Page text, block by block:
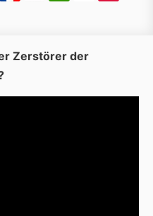
Zerstörer der